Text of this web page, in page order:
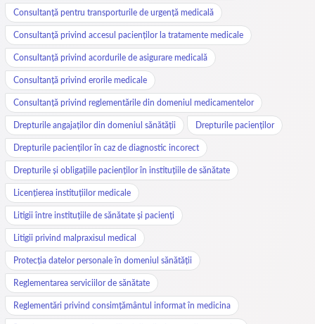
Consultanță pentru transporturile de urgență medicală
Consultanță privind accesul pacienților la tratamente medicale
Consultanță privind acordurile de asigurare medicală
Consultanță privind erorile medicale
Consultanță privind reglementările din domeniul medicamentelor
Drepturile angajaților din domeniul sănătății Drepturile pacienților
Drepturile pacienților în caz de diagnostic incorect
Drepturile și obligațiile pacienților în instituțiile de sănătate
Licențierea instituțiilor medicale
Litigii între instituțiile de sănătate și pacienți
Litigii privind malpraxisul medical
Protecția datelor personale în domeniul sănătății
Reglementarea serviciilor de sănătate
Reglementări privind consimțământul informat în medicina